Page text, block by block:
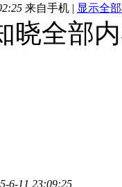
来自手机 | 显示全
晓全部
6-11 23:09:25